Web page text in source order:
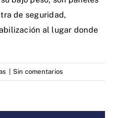
de seguridad,
al lugar donde
Sin comentarios